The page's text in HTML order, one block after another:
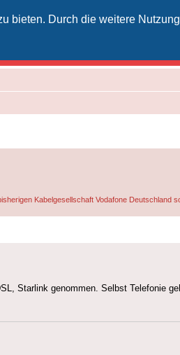
bieten. Durch die weitere
Kabelgesellschaft Vodafone Deutschland
Starlink genommen. Selbst Telefonie